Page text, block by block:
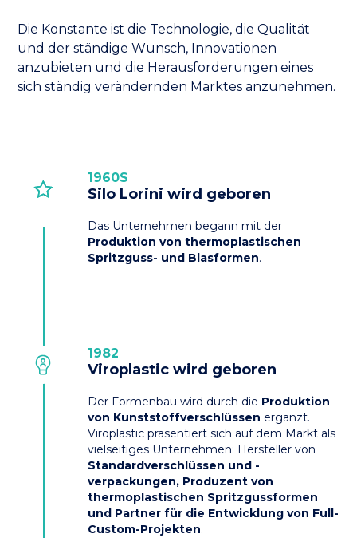
Die Konstante ist die Technologie, die Qualität
und der ständige Wunsch, Innovationen
anzubieten und die Herausforderungen eines
sich ständig verändernden Marktes anzunehmen.
1960S
Silo Lorini wird geboren
Das Unternehmen begann mit der
Produktion von thermoplastischen
Spritzguss- und Blasformen.
1982
Viroplastic wird geboren
Der Formenbau wird durch die Produktion
von Kunststoffverschlüssen ergänzt.
Viroplastic präsentiert sich auf dem Markt als
vielseitiges Unternehmen: Hersteller von
Standardverschlüssen und -
verpackungen, Produzent von
thermoplastischen Spritzgussformen
und Partner für die Entwicklung von Full-
Custom-Projekten.